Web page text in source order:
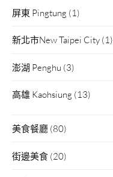
屏東 Pingtung (1)
新北市New Taipei City (1)
澎湖 Penghu (3)
高雄 Kaohsiung (13)
美食餐廳 (80)
街邊美食 (20)